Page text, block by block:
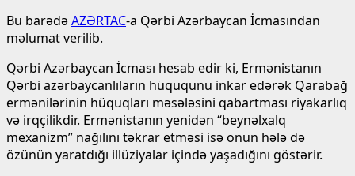
Bu barədəAZƏRTAC-a Qərbi Azərbaycan İcmasından
məlumat verilib.
Qərbi Azərbaycan İcması hesab edir ki, Ermənistanın
Qərbi azərbaycanlıların hüququnu inkar edərək Qarabağ
ermənilərinin hüquqları məsələsini qabartması riyakarlıq
və irqçilikdir. Ermənistanın yenidən “beynəlxalq
mexanizm” nağılını təkrar etməsi isə onun hələ də
özünün yaratdığı illüziyalar içində yaşadığını göstərir.